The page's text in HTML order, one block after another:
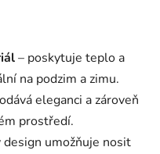
– poskytuje teplo a
na podzim a zimu.
eleganci a zároveň
prostředí.
design umožňuje nosit